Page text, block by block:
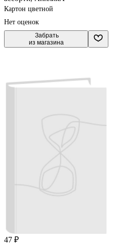
Картон цветной
Нет оценок
Забрать
из магазина
47 ₽